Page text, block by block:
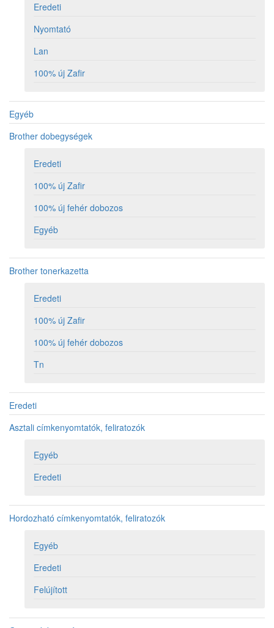
Eredeti
Nyomtató
Lan
100% új Zafir
Egyéb
Brother dobegységek
Eredeti
100% új Zafir
100% új fehér dobozos
Egyéb
Brother tonerkazetta
Eredeti
100% új Zafir
100% új fehér dobozos
Tn
Eredeti
Asztali címkenyomtatók, feliratozók
Egyéb
Eredeti
Hordozható címkenyomtatók, feliratozók
Egyéb
Eredeti
Felújított